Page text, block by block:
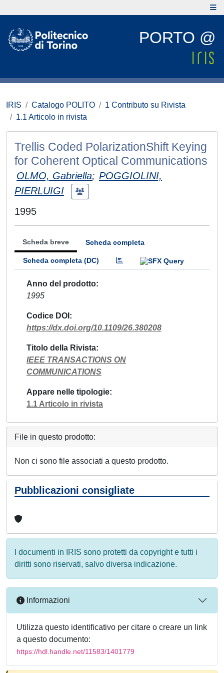
PORTO @
IRIS Catalogo POLITO
1 Contributo su Rivista
1.1 Articolo in rivista
Trellis Coded PolarizationShift Keying
for Coherent Optical Communications
OLMO, Gabriella; POGGIOLINI,
PIERLUIGI
1995
Scheda breve Scheda completa
Scheda completa (DC)
Anno del prodotto
1995
Codice DOI
https://dx.doi.org/10.1109/26.380208
Titolo della Rivista
IEEE TRANSACTIONS ON
COMMUNICATIONS
Appare nelle tipologie
1.1 Articolo in rivista
File in questo prodotto:
Non ci sono file associati a questo prodotto.
Pubblicazioni consigliate
I documenti in IRIS sono protetti da copyright e tutti i
diritti sono riservati, salvo diversa indicazione.
Informazioni
Utilizza questo identificativo per citare o creare un link
a questo documento:
https://hdl.handle.net/11583/1401779